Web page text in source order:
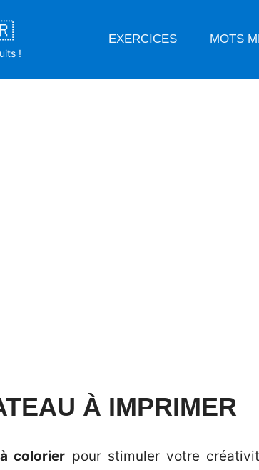
!
EXERCICES MOTS
À IMPRIMER
colorier pour stimuler votre